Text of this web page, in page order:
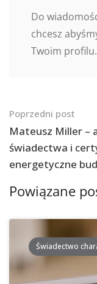
Do
chcesz
Twoim profilu.
Nawigacja
po
postach
Poprzedni post
Mateusz Miller –
świadectwa i
energetyczne
Powiązane
Świadectwo